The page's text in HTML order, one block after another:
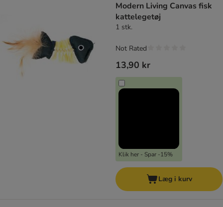
Modern Living Canvas fisk
kattelegetøj
1 stk.
13,90 kr
Klik her - Spar -15%
Not Rated
Læg i kurv